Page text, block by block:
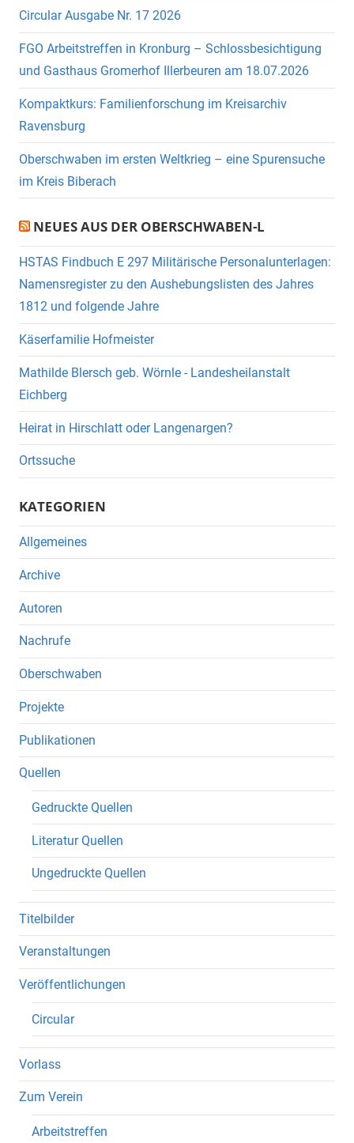
Circular Ausgabe Nr. 17 2026
FGO Arbeitstreffen in Kronburg – Schlossbesichtigung
und Gasthaus Gromerhof Illerbeuren am 18.07.2026
Kompaktkurs: Familienforschung im Kreisarchiv
Ravensburg
Oberschwaben im ersten Weltkrieg – eine Spurensuche
im Kreis Biberach
NEUES AUS DER OBERSCHWABEN-L
HSTAS Findbuch E 297 Militärische Personalunterlagen:
Namensregister zu den Aushebungslisten des Jahres
1812 und folgende Jahre
Käserfamilie Hofmeister
Mathilde Blersch geb. Wörnle - Landesheilanstalt
Eichberg
Heirat in Hirschlatt oder Langenargen?
Ortssuche
KATEGORIEN
Allgemeines
Archive
Autoren
Nachrufe
Oberschwaben
Projekte
Publikationen
Quellen
Gedruckte Quellen
Literatur Quellen
Ungedruckte Quellen
Titelbilder
Veranstaltungen
Veröffentlichungen
Circular
Vorlass
Zum Verein
Arbeitstreffen